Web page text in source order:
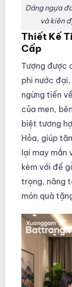
Dáng ngựa
và kiên
Thiết Kế
Cấp
Tượng được
phi nước
ngừng tiến
của men,
biệt tương
Hỏa, giúp
lại may
kèm với đế
trọng, nâng
món quà